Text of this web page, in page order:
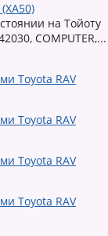
на Тойоту
COMPUTER,...